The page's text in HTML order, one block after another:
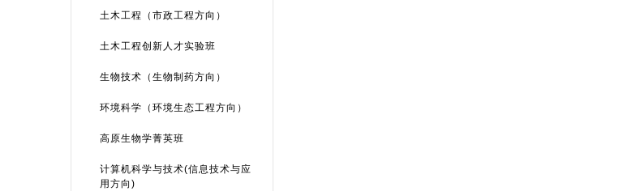
土木工程（市政工程方向）
土木工程创新人才实验班
生物技术（生物制药方向）
环境科学（环境生态工程方向）
高原生物学菁英班
计算机科学与技术(信息技术与应
用方向)